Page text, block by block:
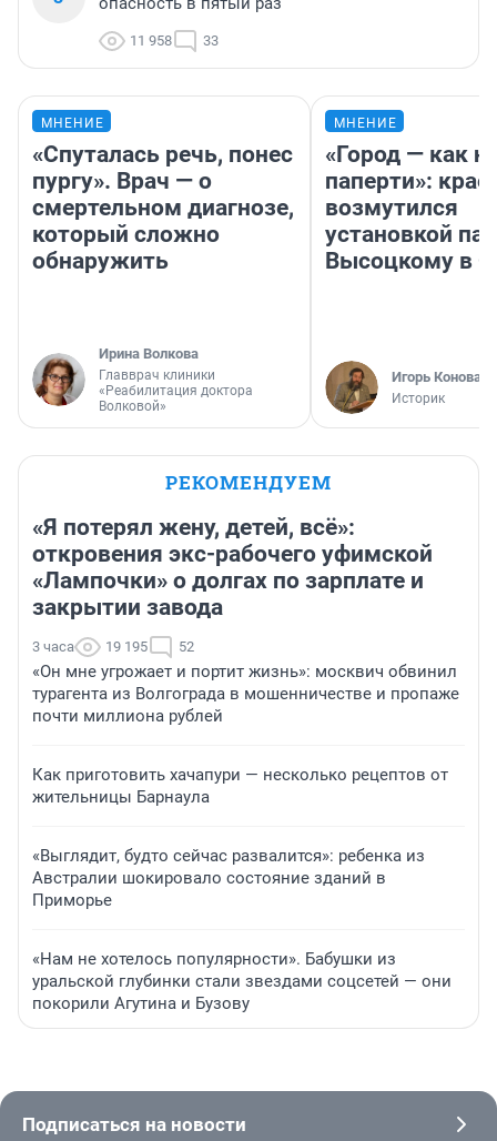
11 958 33
МНЕНИЕ
«Спуталась речь, понес
пургу». Врач — о
смертельном диагнозе,
который сложно
обнаружить
Ирина Волкова
Главврач клиники
«Реабилитация доктора
Волковой»
МНЕНИЕ
«Город — как
паперти»:
возмутился
установкой
Высоцкому в
Игорь
Историк
РЕКОМЕНДУЕМ
«Я потерял жену, детей, всё»:
откровения экс-рабочего уфимской
«Лампочки» о долгах по зарплате и
закрытии завода
3 часа 19 195 52
«Он мне угрожает и портит жизнь»: москвич обвинил
турагента из Волгограда в мошенничестве и пропаже
почти миллиона рублей
Как приготовить хачапури — несколько рецептов от
жительницы Барнаула
«Выглядит, будто сейчас развалится»: ребенка из
Австралии шокировало состояние зданий в
Приморье
«Нам не хотелось популярности». Бабушки из
уральской глубинки стали звездами соцсетей — они
покорили Агутина и Бузову
Подписаться на новости